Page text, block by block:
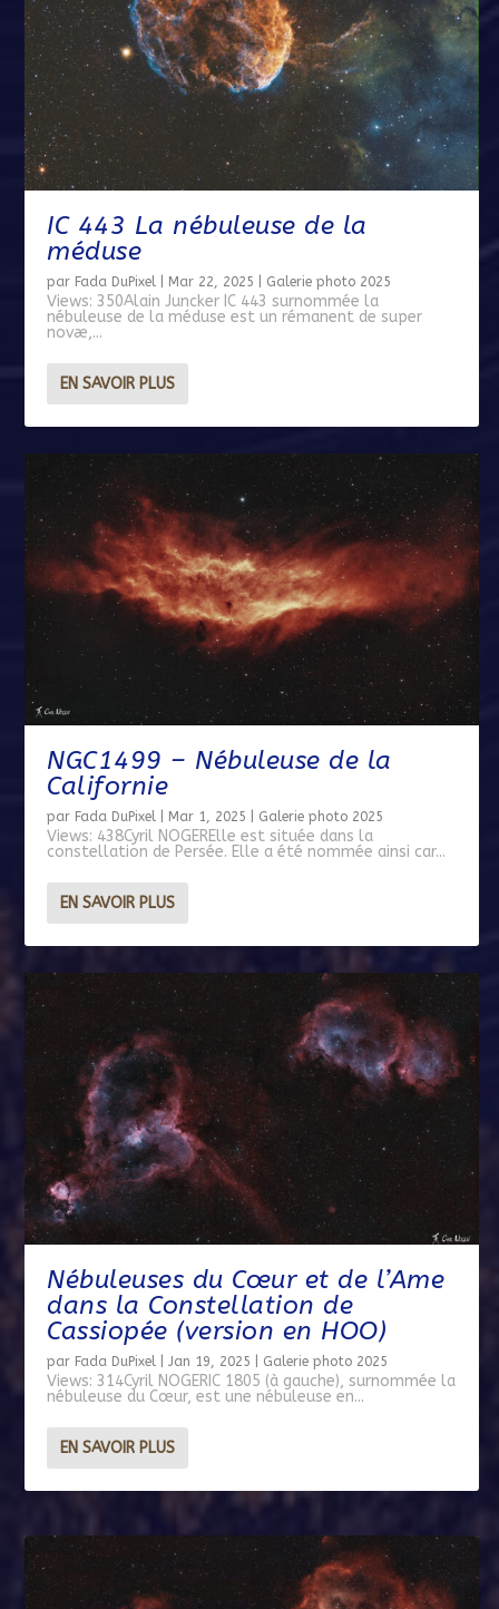
IC 443 La nébuleuse de la
méduse
par Fada DuPixel Mar 22, 2025 Galerie photo 2025
Views: 350Alain Juncker IC 443 surnommée la
nébuleuse de la méduse est un rémanent de super
novæ,...
EN SAVOIR PLUS
NGC1499 – Nébuleuse de la
Californie
par Fada DuPixel Mar 1, 2025 Galerie photo 2025
Views: 438Cyril NOGERElle est située dans la
constellation de Persée. Elle a été nommée ainsi car...
EN SAVOIR PLUS
Nébuleuses du Cœur et de l’Ame
dans la Constellation de
Cassiopée (version en HOO)
par Fada DuPixel |Jan 19, 2025 Galerie photo 2025
Views: 314Cyril NOGERIC 1805 (à gauche), surnommée la
nébuleuse du Cœur, est une nébuleuse en...
EN SAVOIR PLUS